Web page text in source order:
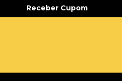
Receber Cupom